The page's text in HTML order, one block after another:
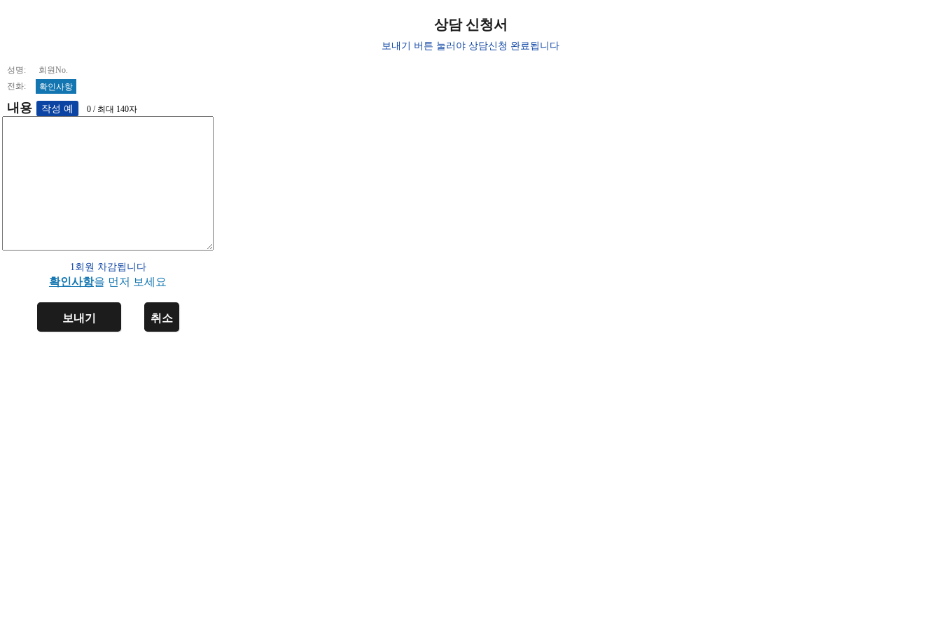
상담 신청서
보내기 버튼 눌러야 상담신청 완료됩니다
성명: 회원No.
전화:
확인사항
내용 0 / 최대 140자
1회원 차감됩니다
확인사항을 먼저 보세요